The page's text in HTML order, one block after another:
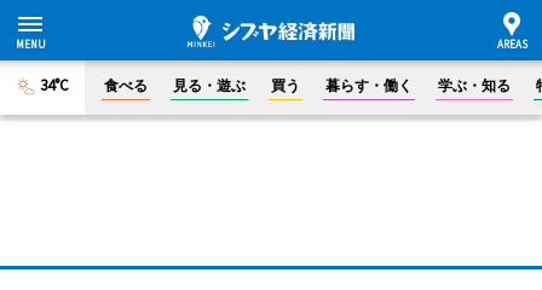
34°C 食べる 見る・遊ぶ 買う 暮らす・働く 学ぶ・知る